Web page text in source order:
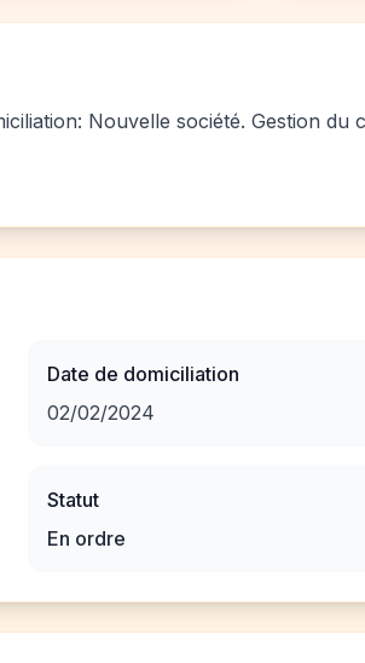
Nouvelle société. Gestion du
Date de domiciliation
02/02/2024
Statut
En ordre